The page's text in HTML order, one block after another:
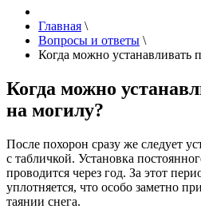
Главная \
Вопросы и ответы \
Когда можно устанавливать
Когда можно
на могилу?
После похорон сразу же следует
с табличкой. Установка
проводится через год. За этот
уплотняется, что особо заметно
таянии снега.